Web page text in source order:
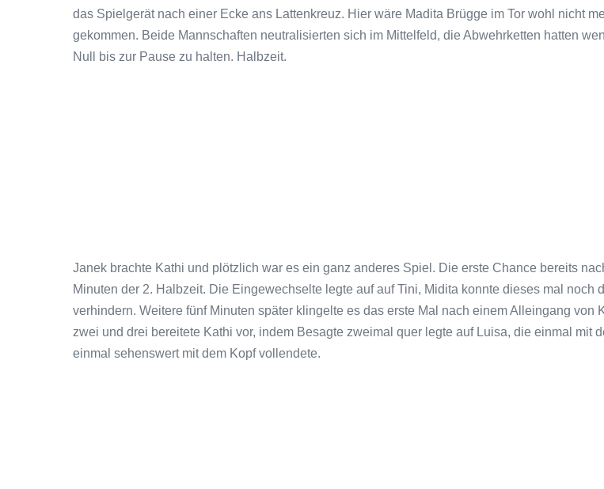
das Spielgerät nach einer Ecke ans Lattenkreuz. Hier wäre Madita Brügge im Tor wohl nicht
gekommen. Beide Mannschaften neutralisierten sich im Mittelfeld, die Abwehrketten hatten
Null bis zur Pause zu halten. Halbzeit.
Janek brachte Kathi und plötzlich war es ein ganz anderes Spiel. Die erste Chance bereits
Minuten der 2. Halbzeit. Die Eingewechselte legte auf auf Tini, Midita konnte dieses mal noch
verhindern. Weitere fünf Minuten später klingelte es das erste Mal nach einem Alleingang von
zwei und drei bereitete Kathi vor, indem Besagte zweimal quer legte auf Luisa, die einmal mit
einmal sehenswert mit dem Kopf vollendete.